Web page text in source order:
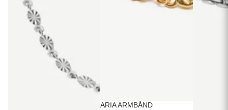
ARIA ARMBÅND